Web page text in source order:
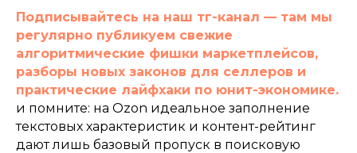
Подписывайтесь на наш тг-канал — там мы
регулярно публикуем свежие
алгоритмические фишки маркетплейсов,
разборы новых законов для селлеров и
практические лайфхаки по юнит-экономике.
и помните: на Ozon идеальное заполнение
текстовых характеристик и контент-рейтинг
дают лишь базовый пропуск в поисковую